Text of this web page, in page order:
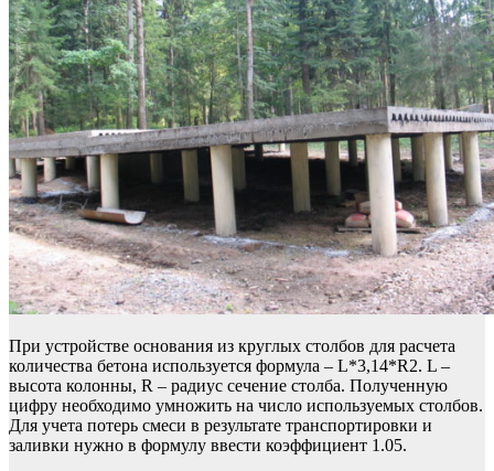
При устройстве основания из круглых столбов для расчета
количества бетона используется формула – L*3,14*R2. L –
высота колонны, R – радиус сечение столба. Полученную
цифру необходимо умножить на число используемых столбов.
Для учета потерь смеси в результате транспортировки и
заливки нужно в формулу ввести коэффициент 1.05.